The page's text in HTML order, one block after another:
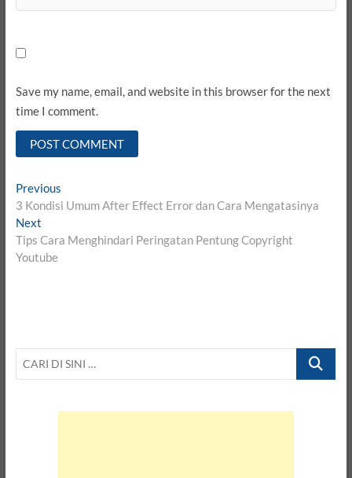
Save my name, email, and website in this browser for the next
time I comment.
Post
navigation
PreviousPrevious
post:
3 Kondisi Umum After Effect Error dan Cara Mengatasinya
NextNext
post:
Tips Cara Menghindari Peringatan Pentung Copyright
Youtube
CARI